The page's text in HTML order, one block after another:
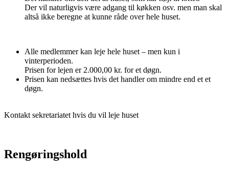
Der vil naturligvis være adgang til køkken osv. men man skal
altså ikke beregne at kunne råde over hele huset.
Alle medlemmer kan leje hele huset – men kun i
vinterperioden.
Prisen for lejen er 2.000,00 kr. for et døgn.
Prisen kan nedsættes hvis det handler om mindre end et et
døgn.
Kontakt sekretariatet hvis du vil leje huset
Rengøringshold